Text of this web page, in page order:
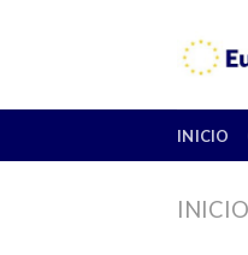
INICIO
INICIO